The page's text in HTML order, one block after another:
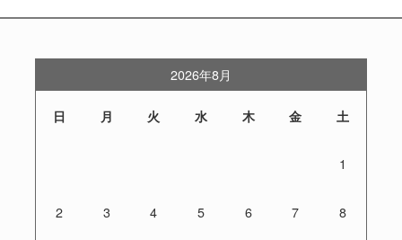
2026年8月
日 月 火 水 木 金 土
1
2 3 4 5 6 7 8